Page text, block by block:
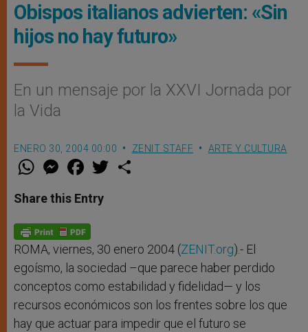
Obispos italianos advierten: «Sin
hijos no hay futuro»
En un mensaje por la XXVI Jornada por
la Vida
ENERO 30, 2004 00:00 ZENIT STAFF ARTE Y CULTURA
W
t
s
p
p
M
e
s
e
g
e
r
F
a
e
b
o
k
w
Share this Entry
ROMA, viernes, 30 enero 2004 (ZENIT.org).- El
egoísmo, la sociedad –que parece haber perdido
conceptos como estabilidad y fidelidad— y los
recursos económicos son los frentes sobre los que
hay que actuar para impedir que el futuro se